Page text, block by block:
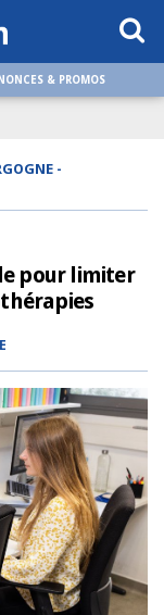
& PROMOS
-
pour limiter